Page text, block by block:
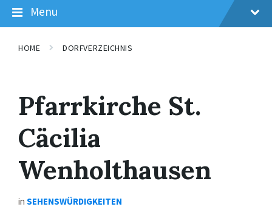
Menu
HOME DORFVERZEICHNIS
Pfarrkirche St.
Cäcilia
Wenholthausen
in SEHENSWÜRDIGKEITEN